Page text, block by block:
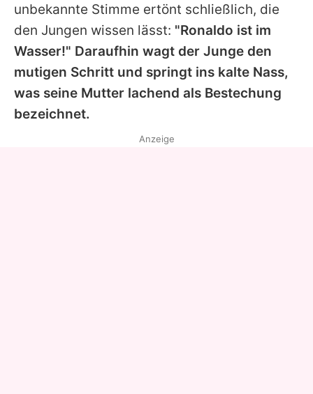
unbekannte Stimme ertönt schließlich, die
den Jungen wissen lässt: "Ronaldo ist im
Wasser!" Daraufhin wagt der Junge den
mutigen Schritt und springt ins kalte Nass,
was seine Mutter lachend als Bestechung
bezeichnet.
Anzeige